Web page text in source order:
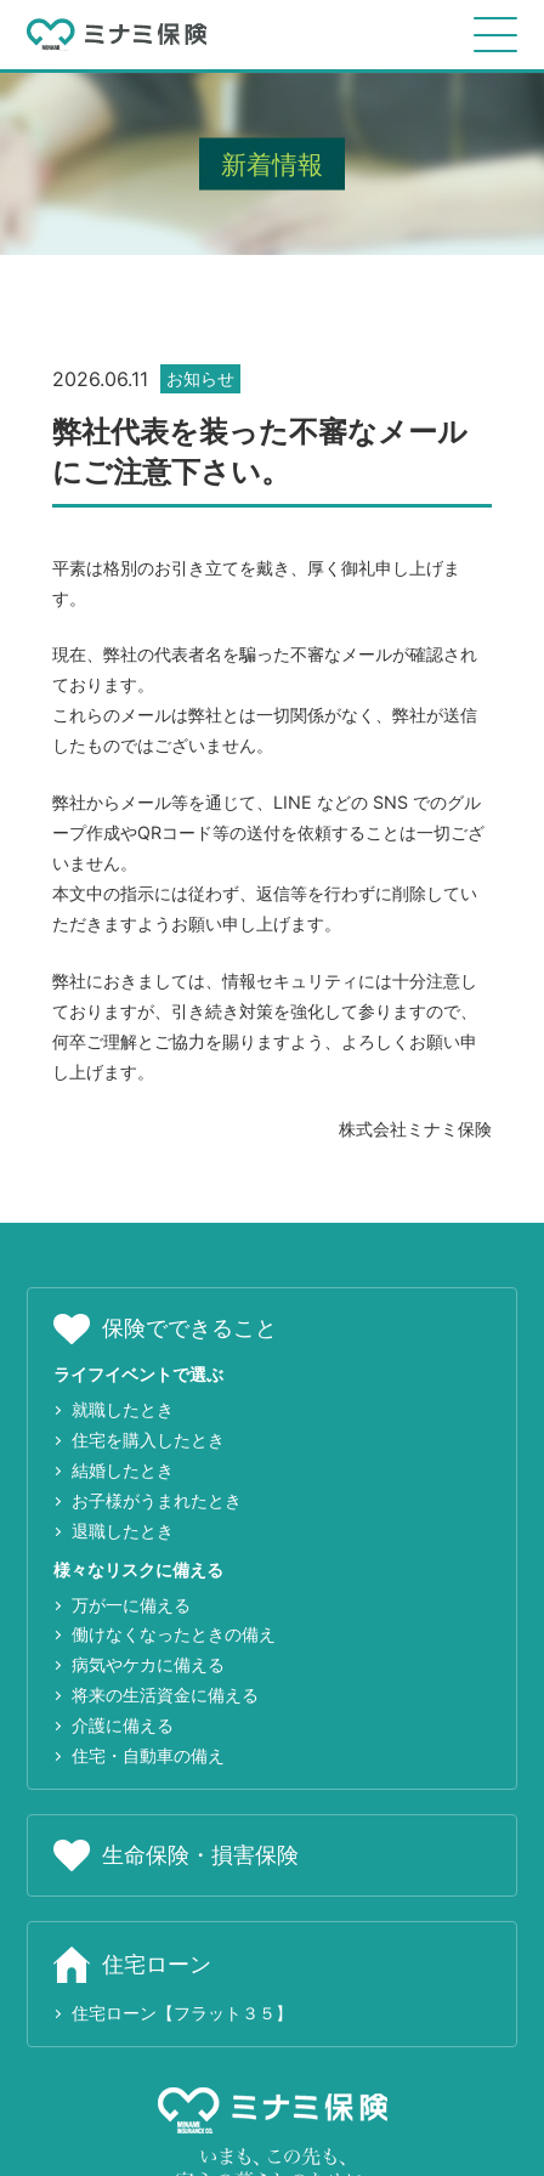
新着情報
2026.06.11 お知らせ
弊社代表を装った不審なメール
にご注意下さい。
平素は格別のお引き立てを戴き、厚く御礼申し上げま
す。
現在、弊社の代表者名を騙った不審なメールが確認され
ております。
これらのメールは弊社とは一切関係がなく、弊社が送信
したものではございません。
弊社からメール等を通じて、LINE などの SNS でのグル
ープ作成やQRコード等の送付を依頼することは一切ござ
いません。
本文中の指示には従わず、返信等を行わずに削除してい
ただきますようお願い申し上げます。
弊社におきましては、情報セキュリティには十分注意し
ておりますが、引き続き対策を強化して参りますので、
何卒ご理解とご協力を賜りますよう、よろしくお願い申
し上げます。
株式会社ミナミ保険
保険でできること
ライフイベントで選ぶ
就職したとき
住宅を購入したとき
結婚したとき
お子様がうまれたとき
退職したとき
様々なリスクに備える
万が一に備える
働けなくなったときの備え
病気やケカに備える
将来の生活資金に備える
介護に備える
住宅・自動車の備え
生命保険・損害保険
住宅ローン
住宅ローン【フラット３５】